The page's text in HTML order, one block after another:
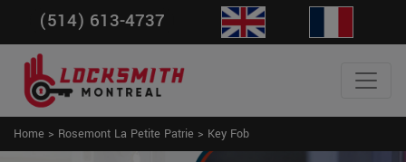
(514) 613-4737
Home > Rosemont La Petite Patrie > Key Fob